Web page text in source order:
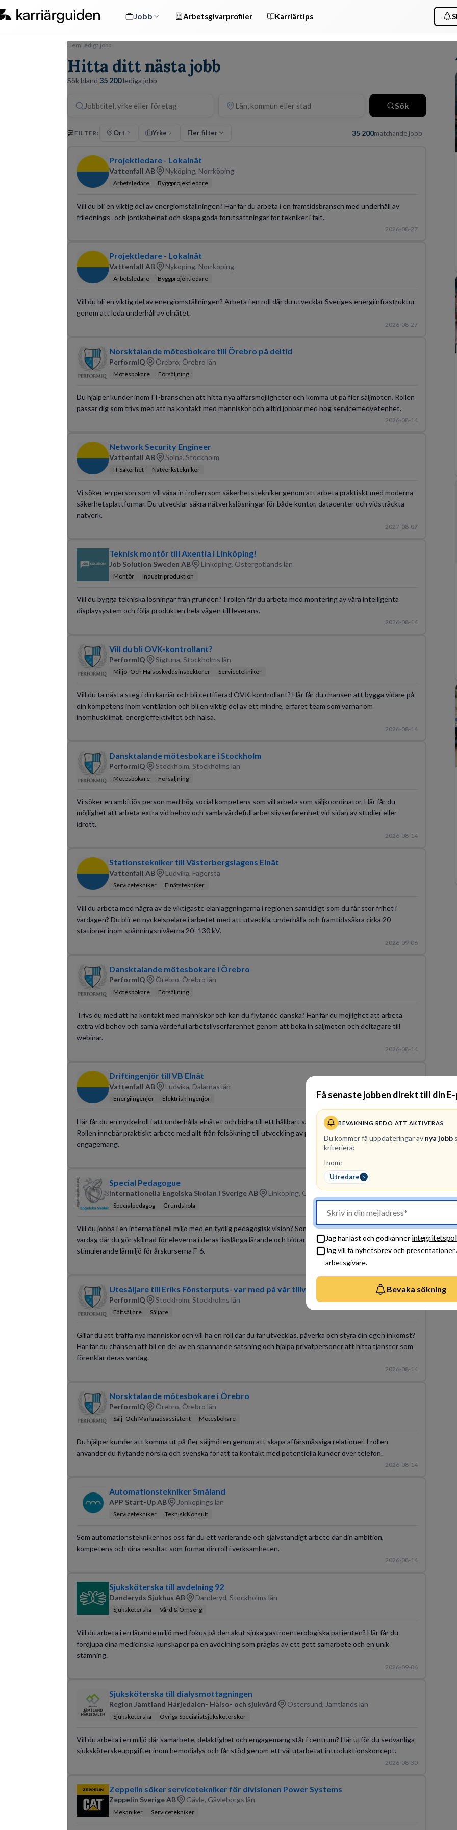
Jobb Arbetsgivarprofiler Karriärtips
Få senaste jobben direkt till din
BEVAKNING REDO ATT AKTIVERAS
Du kommer få uppdateringar av nya jobb
kriteriera:
Inom:
Utredare
Jag har läst och godkänner
Jag vill få nyhetsbrev och presentationer
arbetsgivare.
Bevaka sökning
HemLediga jobb
Hitta ditt nästa jobb
Sök bland 35 200lediga jobb
Sök
FILTER: Ort Yrke Fler filter 35 200matchande jobb
Projektledare - Lokalnät
Vattenfall AB Nyköping, Norrköping
Arbetsledare Byggprojektledare
Vill du bli en viktig del av energiomställningen? Här får du arbeta i en framtidsbransch med underhåll av
frilednings- och jordkabelnät och skapa goda förutsättningar för tekniker i fält.
2026-08-27
Projektledare - Lokalnät
Vattenfall AB Nyköping, Norrköping
Arbetsledare Byggprojektledare
Vill du bli en viktig del av energiomställningen? Arbeta i en roll där du utvecklar Sveriges energiinfrastruktur
genom att leda underhåll av elnätet.
2026-08-27
Norsktalande mötesbokare till Örebro på deltid
PerformIQ Örebro, Örebro län
Mötesbokare Försäljning
Du hjälper kunder inom IT-branschen att hitta nya affärsmöjligheter och komma ut på fler säljmöten. Rollen
passar dig som trivs med att ha kontakt med människor och alltid jobbar med hög servicemedvetenhet.
2026-08-14
Network Security Engineer
Vattenfall AB Solna, Stockholm
IT Säkerhet Nätverkstekniker
Vi söker en person som vill växa in i rollen som säkerhetstekniker genom att arbeta praktiskt med moderna
säkerhetsplattformar. Du utvecklar säkra nätverkslösningar för både kontor, datacenter och vidsträckta
nätverk.
2027-08-07
Teknisk montör till Axentia i Linköping!
Job Solution Sweden AB Linköping, Östergötlands län
Montör Industriproduktion
Vill du bygga tekniska lösningar från grunden? I rollen får du arbeta med montering av våra intelligenta
displaysystem och följa produkten hela vägen till leverans.
2026-08-14
Vill du bli OVK-kontrollant?
PerformIQ Sigtuna, Stockholms län
Miljö- Och Hälsoskyddsinspektörer Servicetekniker
Vill du ta nästa steg i din karriär och bli certifierad OVK-kontrollant? Här får du chansen att bygga vidare på
din kompetens inom ventilation och bli en viktig del av ett mindre, erfaret team som värnar om
inomhusklimat, energieffektivitet och hälsa.
2026-08-14
Dansktalande mötesbokare i Stockholm
PerformIQ Stockholm, Stockholms län
Mötesbokare Försäljning
Vi söker en ambitiös person med hög social kompetens som vill arbeta som säljkoordinator. Här får du
möjlighet att arbeta extra vid behov och samla värdefull arbetslivserfarenhet vid sidan av studier eller
idrott.
2026-08-14
Stationstekniker till Västerbergslagens Elnät
Vattenfall AB Ludvika, Fagersta
Servicetekniker Elnätstekniker
Vill du arbeta med några av de viktigaste elanläggningarna i regionen samtidigt som du får stor frihet i
vardagen? Du blir en nyckelspelare i arbetet med att utveckla, underhålla och framtidssäkra cirka 20
stationer inom spänningsnivåerna 20–130 kV.
2026-09-06
Dansktalande mötesbokare i Örebro
PerformIQ Örebro, Örebro län
Mötesbokare Försäljning
Trivs du med att ha kontakt med människor och kan du flytande danska? Här får du möjlighet att arbeta
extra vid behov och samla värdefull arbetslivserfarenhet genom att boka in säljmöten och deltagare till
webinar.
2026-08-14
Driftingenjör till VB Elnät
Vattenfall AB Ludvika, Dalarnas län
Energiingenjör Elektrisk Ingenjör
Här får du en nyckelroll i att underhålla elnätet och bidra till ett hållbart samhälle i en expansiv tillväxtfas.
Rollen innebär praktiskt arbete med allt från felsökning till utveckling av processer i en miljö som präglas av
engagemang.
Special Pedagogue
Internationella Engelska Skolan i Sverige AB Linköping, Östergötlands län
Specialpedagog Grundskola
Vill du jobba i en internationell miljö med en tydlig pedagogisk vision? Som specialpedagog kliver du in i en
vardag där du gör skillnad för eleverna i deras livslånga lärande och bidrar till en strukturerad och
stimulerande lärmiljö för årskurserna F-6.
Utesäljare till Eriks Fönsterputs- var med på vår tillväxtresa!
PerformIQ Stockholm, Stockholms län
Fältsäljare Säljare
Gillar du att träffa nya människor och vill ha en roll där du får utvecklas, påverka och styra din egen inkomst?
Här får du chansen att bli en del av en spännande satsning och hjälpa privatpersoner att hitta tjänster som
förenklar deras vardag.
2026-08-14
Norsktalande mötesbokare i Örebro
PerformIQ Örebro, Örebro län
Sälj- Och Marknadsassistent Mötesbokare
Du hjälper kunder att komma ut på fler säljmöten genom att skapa affärsmässiga relationer. I rollen
använder du flytande norska och svenska för att ta kontakt med potentiella kunder över telefon.
2026-08-14
Automationstekniker Småland
APP Start-Up AB Jönköpings län
Servicetekniker Teknisk Konsult
Som automationstekniker hos oss får du ett varierande och självständigt arbete där din ambition,
kompetens och dina resultat som formar din roll i verksamheten.
2026-08-14
Sjuksköterska till avdelning 92
Danderyds Sjukhus AB Danderyd, Stockholms län
Sjuksköterska Vård & Omsorg
Vill du arbeta i en lärande miljö med fokus på den akut sjuka gastroenterologiska patienten? Här får du
fördjupa dina medicinska kunskaper på en avdelning som präglas av ett gott samarbete och en unik
stämning.
2026-09-06
Sjuksköterska till dialysmottagningen
Region Jämtland Härjedalen- Hälso- och sjukvård Östersund, Jämtlands län
Sjuksköterska Övriga Specialistsjuksköterskor
Vill du arbeta i en miljö där samarbete, delaktighet och engagemang står i centrum? Här utför du sedvanliga
sjuksköterskeuppgifter inom hemodialys och får stöd genom ett väl utarbetat introduktionskoncept.
2026-08-30
Zeppelin söker servicetekniker för divisionen Power Systems
Zeppelin Sverige AB Gävle, Gävleborgs län
Mekaniker Servicetekniker